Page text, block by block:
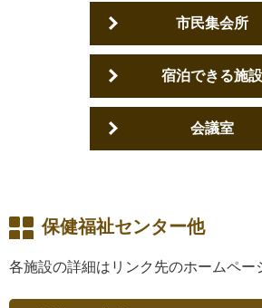
市民集会所
宿泊できる施設
会議室
保健福祉センター他
各施設の詳細はリンク先のホームペー